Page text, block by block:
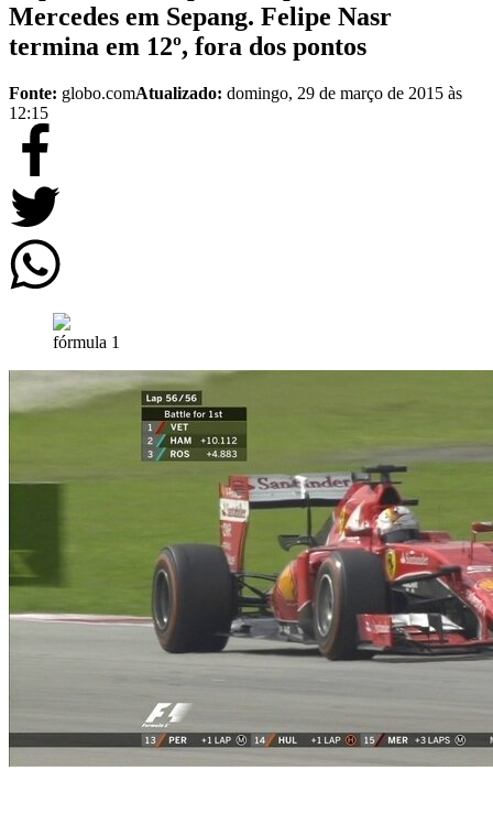
Mercedes em Sepang. Felipe Nasr
termina em 12º, fora dos pontos
Fonte: globo.comAtualizado: domingo, 29 de março de 2015 às
12:15
fórmula 1